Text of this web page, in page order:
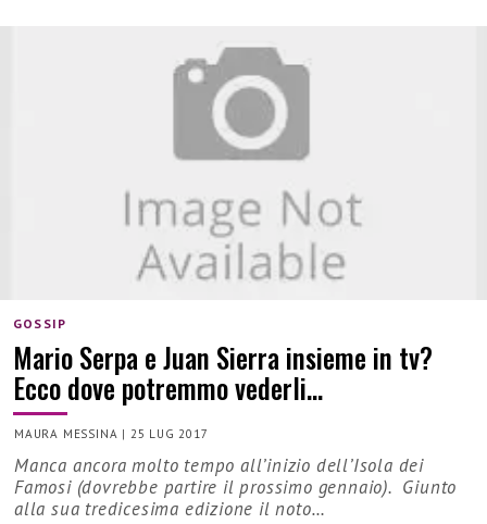
GOSSIP
Mario Serpa e Juan Sierra insieme in tv?
Ecco dove potremmo vederli…
MAURA MESSINA | 25 LUG 2017
Manca ancora molto tempo all’inizio dell’Isola dei
Famosi (dovrebbe partire il prossimo gennaio). Giunto
alla sua tredicesima edizione il noto…